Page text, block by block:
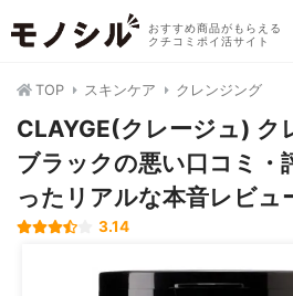
おすすめ商品がもらえる
クチコミポイ活サイト
TOP スキンケア クレンジング
CLAYGE(クレージュ) ク
ブラックの悪い口コミ・
ったリアルな本音レビュ
3.14